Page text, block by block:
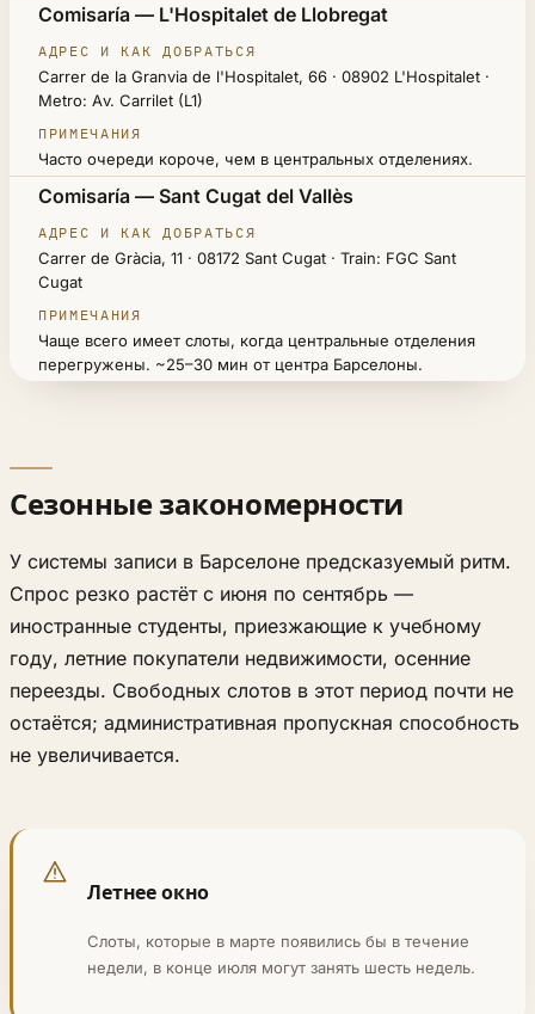
Comisaría — L'Hospitalet de Llobregat
Carrer de la Granvia de l'Hospitalet, 66 · 08902 L'Hospitalet ·
Metro: Av. Carrilet (L1)
Часто очереди короче, чем в центральных отделениях.
Comisaría — Sant Cugat del Vallès
Carrer de Gràcia, 11 · 08172 Sant Cugat · Train: FGC Sant
Cugat
Чаще всего имеет слоты, когда центральные отделения
перегружены. ~25–30 мин от центра Барселоны.
Сезонные закономерности
У системы записи в Барселоне предсказуемый ритм.
Спрос резко растёт с июня по сентябрь —
иностранные студенты, приезжающие к учебному
году, летние покупатели недвижимости, осенние
переезды. Свободных слотов в этот период почти не
остаётся; административная пропускная способность
не увеличивается.
Летнее окно
Слоты, которые в марте появились бы в течение
недели, в конце июля могут занять шесть недель.